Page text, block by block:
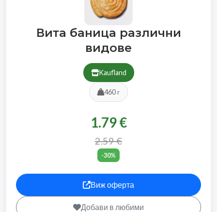
Вита баница различни
видове
Kaufland
460 г
1.79 €
2.59 €
-30%
Виж оферта
Добави в любими